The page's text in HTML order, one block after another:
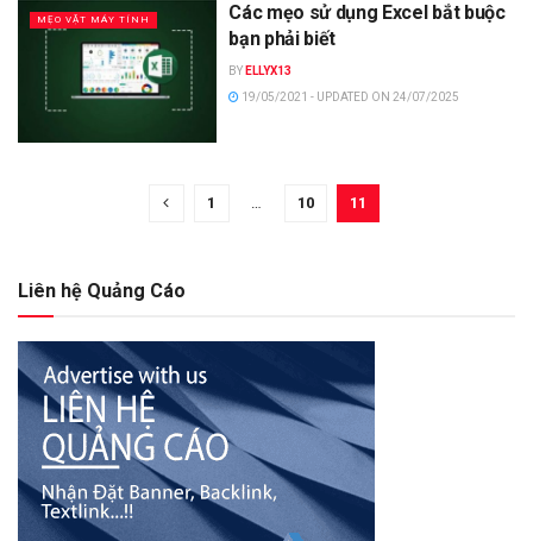
MẸO VẶT MÁY TÍNH
Các mẹo sử dụng Excel bắt buộc
bạn phải biết
BY ELLYX13
19/05/2021 - UPDATED ON 24/07/2025
1 10 11
Liên hệ Quảng Cáo